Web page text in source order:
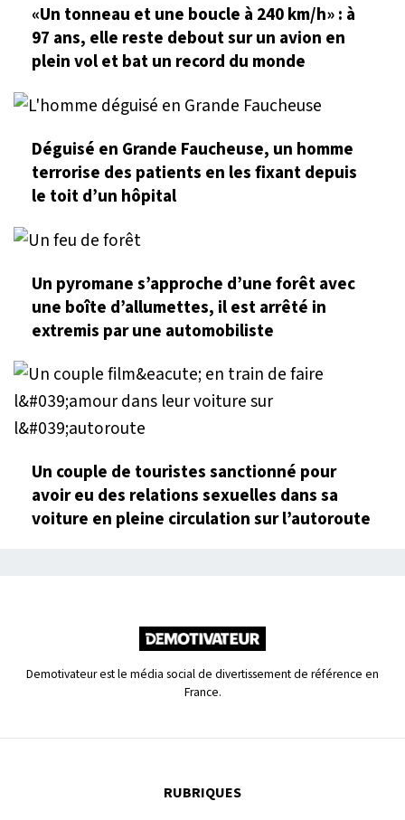
«Un tonneau et une boucle à 240 km/h» : à
97 ans, elle reste debout sur un avion en
plein vol et bat un record du monde
Déguisé en Grande Faucheuse, un homme
terrorise des patients en les fixant depuis
le toit d’un hôpital
Un pyromane s’approche d’une forêt avec
une boîte d’allumettes, il est arrêté in
extremis par une automobiliste
Un couple de touristes sanctionné pour
avoir eu des relations sexuelles dans sa
voiture en pleine circulation sur l’autoroute
Demotivateur est le média social de divertissement de référence en
France.
RUBRIQUES